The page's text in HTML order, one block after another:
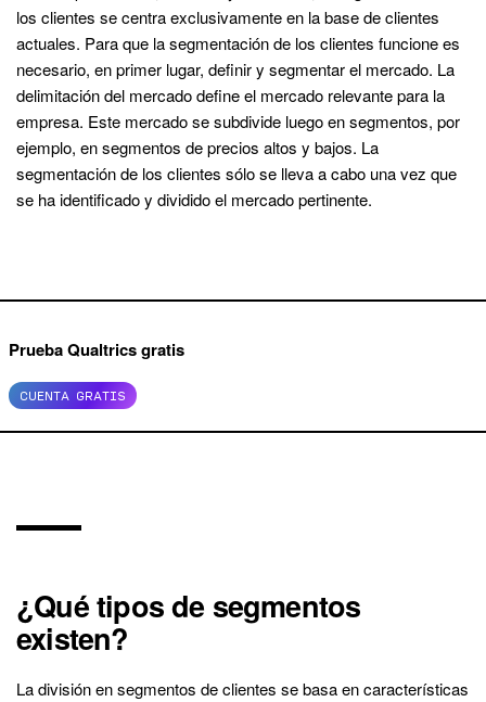
los clientes se centra exclusivamente en la base de clientes
actuales. Para que la segmentación de los clientes funcione es
necesario, en primer lugar, definir y segmentar el mercado. La
delimitación del mercado define el mercado relevante para la
empresa. Este mercado se subdivide luego en segmentos, por
ejemplo, en segmentos de precios altos y bajos. La
segmentación de los clientes sólo se lleva a cabo una vez que
se ha identificado y dividido el mercado pertinente.
Prueba Qualtrics gratis
CUENTA GRATIS
¿Qué tipos de segmentos
existen?
La división en segmentos de clientes se basa en características